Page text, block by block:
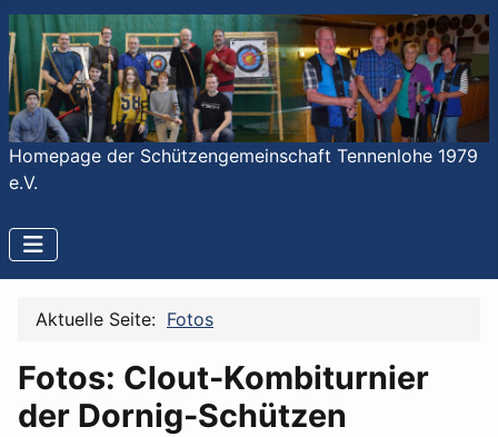
Homepage der Schützengemeinschaft Tennenlohe 1979
e.V.
Aktuelle Seite: Fotos
Fotos: Clout-Kombiturnier
der Dornig-Schützen